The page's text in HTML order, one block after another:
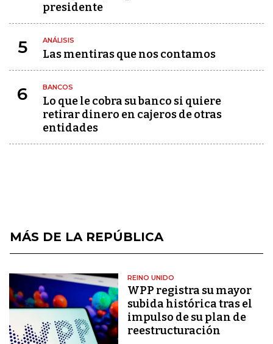
presidente
5 ANÁLISIS
Las mentiras que nos contamos
6 BANCOS
Lo que le cobra su banco si quiere
retirar dinero en cajeros de otras
entidades
MÁS DE LA REPÚBLICA
REINO UNIDO
WPP registra su mayor
subida histórica tras el
impulso de su plan de
reestructuración